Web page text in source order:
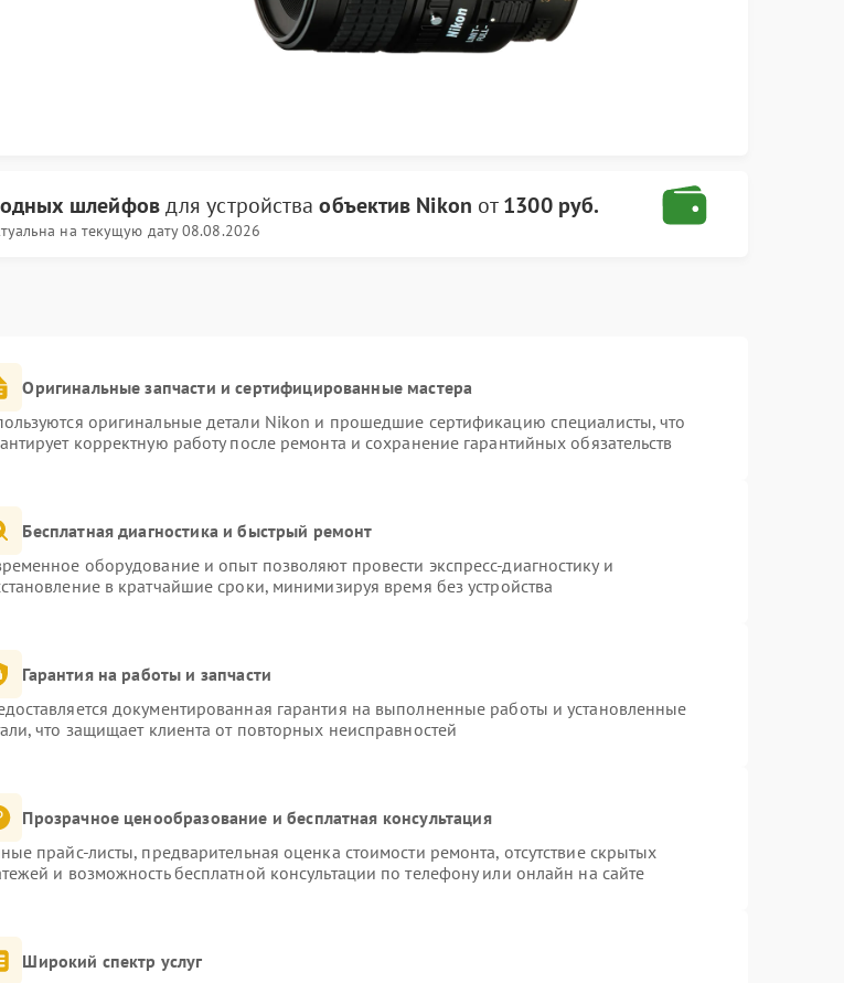
шлейфовдля устройстваобъектив Nikon от1300 руб.
на текущую дату 08.08.2026
Оригинальные запчасти и сертифицированные мастера
оригинальные детали Nikon и прошедшие сертификацию специалисты, что
корректную работу после ремонта и сохранение гарантийных обязательств
Бесплатная диагностика и быстрый ремонт
оборудование и опыт позволяют провести экспресс-диагностику и
в кратчайшие сроки, минимизируя время без устройства
Гарантия на работы и запчасти
документированная гарантия на выполненные работы и установленные
что защищает клиента от повторных неисправностей
Прозрачное ценообразование и бесплатная консультация
прайс-листы, предварительная оценка стоимости ремонта, отсутствие скрытых
и возможность бесплатной консультации по телефону или онлайн на сайте
Широкий спектр услуг